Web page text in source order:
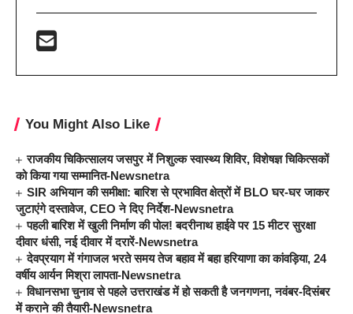
You Might Also Like
राजकीय चिकित्सालय जसपुर में निशुल्क स्वास्थ्य शिविर, विशेषज्ञ चिकित्सकों
को किया गया सम्मानित-Newsnetra
SIR अभियान की समीक्षा: बारिश से प्रभावित क्षेत्रों में BLO घर-घर जाकर
जुटाएंगे दस्तावेज, CEO ने दिए निर्देश-Newsnetra
पहली बारिश में खुली निर्माण की पोल! बदरीनाथ हाईवे पर 15 मीटर सुरक्षा
दीवार धंसी, नई दीवार में दरारें-Newsnetra
देवप्रयाग में गंगाजल भरते समय तेज बहाव में बहा हरियाणा का कांवड़िया, 24
वर्षीय आर्यन मिश्रा लापता-Newsnetra
विधानसभा चुनाव से पहले उत्तराखंड में हो सकती है जनगणना, नवंबर-दिसंबर
में कराने की तैयारी-Newsnetra